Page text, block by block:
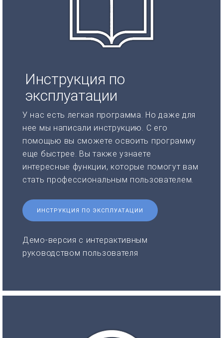
Инструкция по
эксплуатации
У нас есть легкая программа. Но даже для
нее мы написали инструкцию. С его
помощью вы сможете освоить программу
еще быстрее. Вы также узнаете
интересные функции, которые помогут вам
стать профессиональным пользователем.
ИНСТРУКЦИЯ ПО ЭКСПЛУАТАЦИИ
Демо-версия с интерактивным
руководством пользователя